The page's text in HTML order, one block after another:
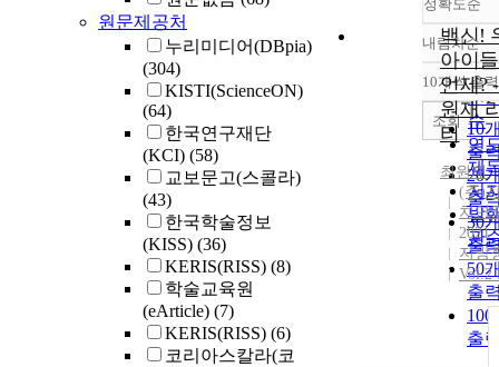
원문제공처
누리미디어(DBpia)
(304)
KISTI(ScienceON)
(64)
한국연구재단
(KCI) (58)
교보문고(스콜라)
(43)
한국학술정보
(KISS) (36)
KERIS(RISS) (8)
학술교육원
(eArticle) (7)
KERIS(RISS) (6)
코리아스칼라(코
정확도순
정
순
인
순
연
제
저
발
관
내림차순
내
10개씩 출력
10
출
20
출
30
출
50
출
출
조회
백신!
아이
언제?
원재
터
최원재
(주)
치연
2021
지방
Vol.2